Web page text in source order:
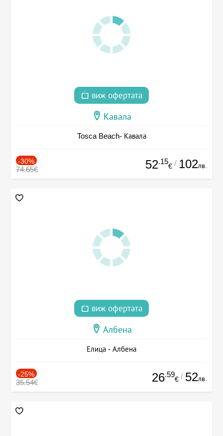
виж офертата
Кавала
Tosca Beach- Кавала
-30%
74.65€ 52.15
€ / 102лв.
виж офертата
Албена
Елица - Албена
-25%
35.54€ 26.59
€ / 52лв.